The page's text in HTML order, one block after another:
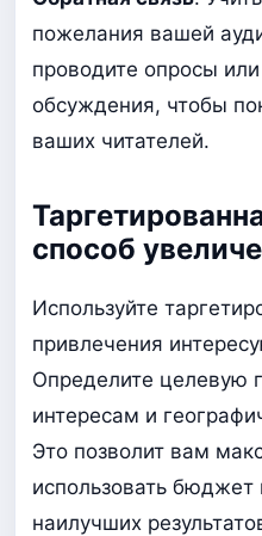
пожелания вашей
проводите опросы
обсуждения, чтобы
ваших читателей.
способ
Используйте
привлечения
Определите целевую
интересам и
Это позволит вам
использовать бюджет
наилучших